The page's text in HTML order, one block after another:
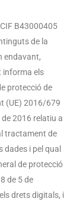
B43000405
de la
endavant,
informa els
protecció de
(UE) 2016/679
de 2016 relatiu a
tractament de
dades i pel qual
de protecció
de 5 de
drets digitals, i